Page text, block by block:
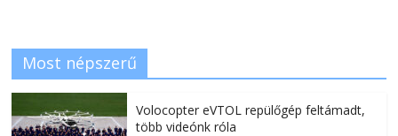
Most népszerű
Volocopter eVTOL repülőgép feltámadt,
több videónk róla